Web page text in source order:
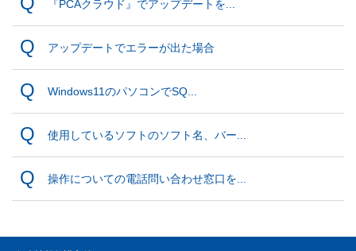
『PCAクラウド』でアップデートを...
アップデートでエラーが出た場合
Windows11のパソコンでSQ...
使用しているソフトのソフト名、バー...
操作についての電話問い合わせ窓口を...